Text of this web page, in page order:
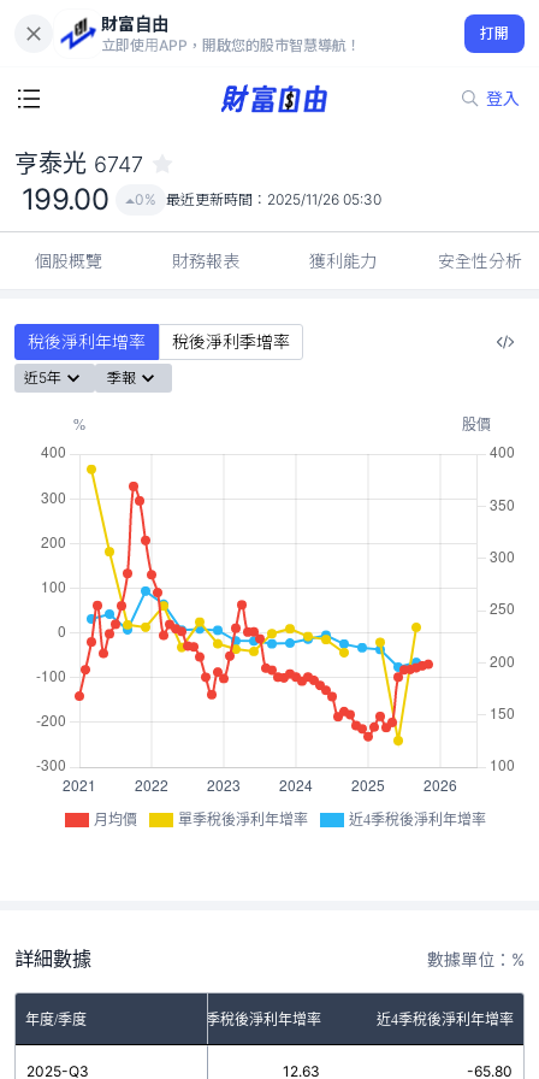
財富自由
立即使用APP，開啟您的股市智慧導航！
打開
登入
199.00
0%
亨泰光 6747
199.00 0% 最近更新時間： 2025/11/26 05:30
個股概覽 財務報表 獲利能力 安全性分析
稅後淨利年增率 稅後淨利季增率
近5年 季報
月均價 單季稅後淨利年增率 近4季稅後淨利年增率
詳細數據 數據單位：%
年度/季度 單季稅後淨利年增率 近4季稅後淨利年增率
2025-Q3 12.63 -65.80